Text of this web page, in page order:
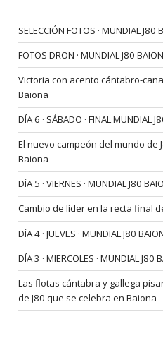
SELECCIÓN FOTOS · MUNDIAL J80
FOTOS DRON · MUNDIAL J80
Victoria con acento cántabro-
Baiona
DÍA 6 · SÁBADO · FINAL MUNDIAL
El nuevo campeón del mundo de
Baiona
DÍA 5 · VIERNES · MUNDIAL J80
Cambio de líder en la recta final
DÍA 4 · JUEVES · MUNDIAL J80
DÍA 3 · MIERCOLES · MUNDIAL J80
Las flotas cántabra y gallega
de J80 que se celebra en Baiona